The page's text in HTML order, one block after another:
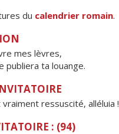
du calendrier romain.
mes lèvres,
publiera ta louange.
ressuscité, alléluia !
: (94)